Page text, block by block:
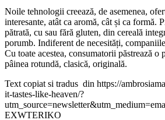
Noile tehnologii creează, de asemenea,
interesante, atât ca aromă, cât și ca formă.
pătrată, cu sau fără gluten, din cereală
porumb. Indiferent de necesități,
Cu toate acestea, consumatorii păstrează o
pâinea rotundă, clasică, originală.
Text copiat si tradus din https://
it-tastes-like-heaven/?
EXWTERIKO